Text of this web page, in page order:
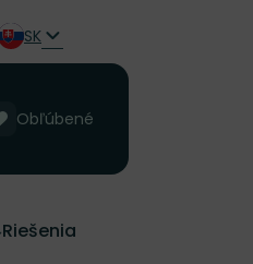
SK
Obľúbené
Riešenia